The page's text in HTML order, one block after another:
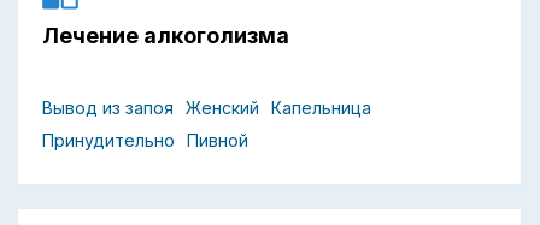
Лечение алкоголизма
Вывод из запоя Женский
Капельница
Принудительно
Пивной